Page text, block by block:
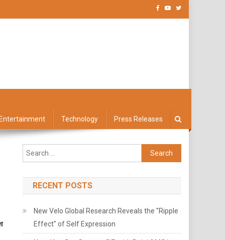
Technology Press Releases
Search
for:
RECENT POSTS
New Velo Global Research Reveals the "Ripple
Effect" of Self Expression